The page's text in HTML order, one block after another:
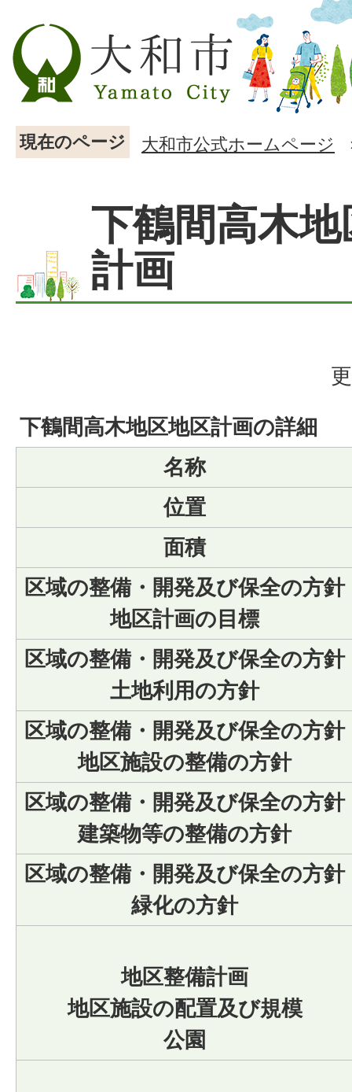
現在のページ 大和市公式ホームページ
下鶴間高木
計画
下鶴間高木地区地区計画の詳細
名称
位置
面積
区域の整備・開発及び保全の方針
地区計画の目標
区域の整備・開発及び保全の方針
土地利用の方針
区域の整備・開発及び保全の方針
地区施設の整備の方針
区域の整備・開発及び保全の方針
建築物等の整備の方針
区域の整備・開発及び保全の方針
緑化の方針
地区整備計画
地区施設の配置及び規模
公園